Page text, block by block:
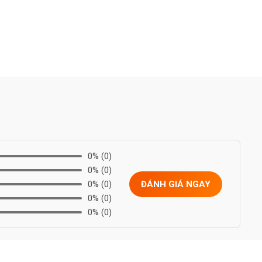
0% (0)
0% (0)
0% (0)
0% (0)
0% (0)
ĐÁNH GIÁ NGAY